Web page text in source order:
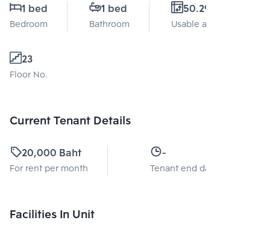
1 bed
Bedroom
1 bed
Bathroom
50.29 Sq.m.
Usable area
23
Floor No.
Current Tenant Details
20,000 Baht
For rent per month
-
Tenant end date
Facilities In Unit